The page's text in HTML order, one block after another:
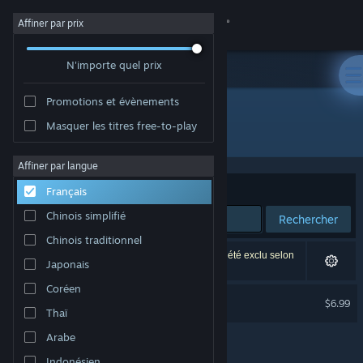
Se connecter
Magasin
À propos
Support
Changer la langue
Télécharger l'application mobile Steam
Voir version ordi. du site
Affiner par prix
N'importe quel prix
Promotions et évènements
Masquer les titres free-to-play
Affiner par langue
Français
Chinois simplifié
Chinois traditionnel
Japonais
Coréen
Thaï
Arabe
Développement : SmoothBrainDev
Trier par Pertinence
Rechercher
1 résultat correspond à votre recherche. 1 titre a été exclu selon
vos préférences.
$6.99